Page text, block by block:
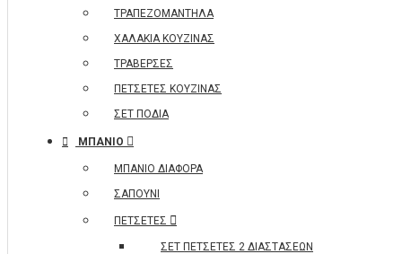
ΤΡΑΠΕΖΟΜΑΝΤΗΛΑ
ΧΑΛΑΚΙΑ ΚΟΥΖΙΝΑΣ
ΤΡΑΒΕΡΣΕΣ
ΠΕΤΣΕΤΕΣ ΚΟΥΖΙΝΑΣ
ΣΕΤ ΠΟΔΙΑ
ΜΠΑΝΙΟ
ΜΠΑΝΙΟ ΔΙΑΦΟΡΑ
ΣΑΠΟΥΝΙ
ΠΕΤΣΕΤΕΣ
ΣΕΤ ΠΕΤΣΕΤΕΣ 2 ΔΙΑΣΤΑΣΕΩΝ